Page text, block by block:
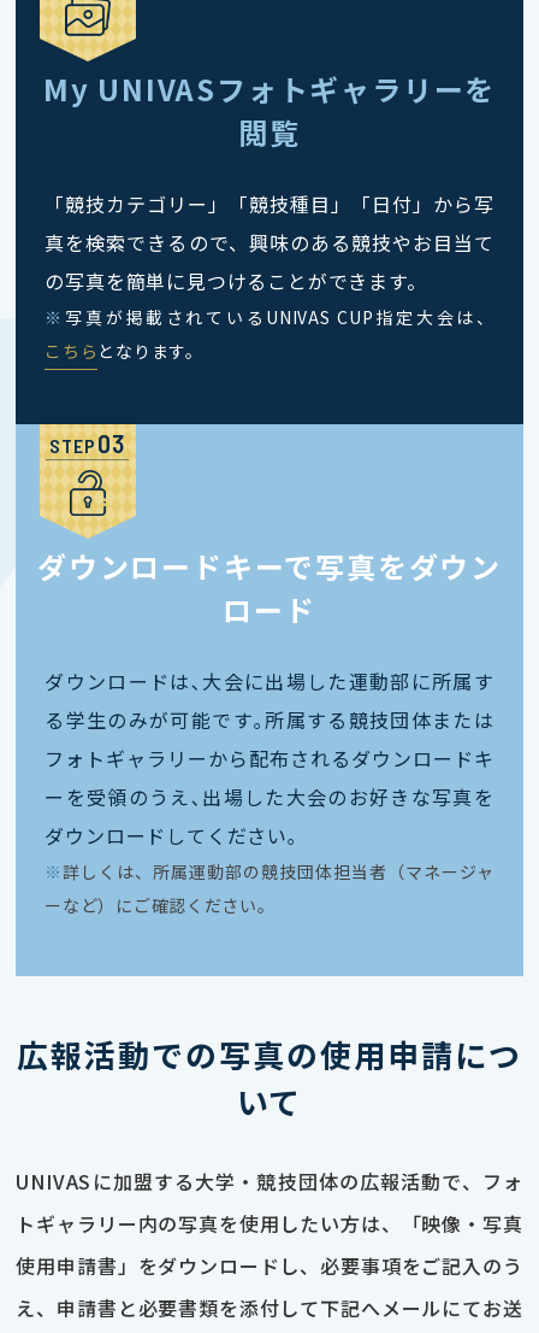
My UNIVASフォトギャラリーを
閲覧
「競技カテゴリー」「競技種目」「日付」から写
真を検索できるので、興味のある競技やお目当て
の写真を簡単に見つけることができます。
※ 写真が掲載されているUNIVAS CUP指定大会は、
こちら となります。
STEP
ダウンロードキーで写真をダウン
ロード
ダウンロードは､大会に出場した運動部に所属す
る学生のみが可能です｡所属する競技団体または
フォトギャラリーから配布されるダウンロードキ
ーを受領のうえ､出場した大会のお好きな写真を
ダウンロードしてください｡
※ 詳しくは、所属運動部の競技団体担当者（マネージャ
ーなど）にご確認ください。
広報活動での写真の使用申請につ
いて
UNIVASに加盟する大学・競技団体の広報活動で、フォ
トギャラリー内の写真を使用したい方は、「映像・写真
使用申請書」をダウンロードし、必要事項をご記入のう
え、申請書と必要書類を添付して下記へメールにてお送